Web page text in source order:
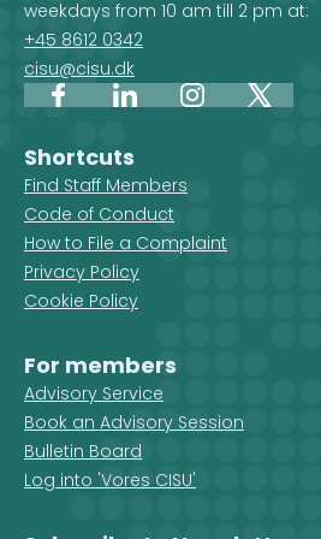
weekdays from 10 am till 2 pm at:
+45 8612 0342
cisu@cisu.dk
FacebookLinkedInInstagram
X
Shortcuts
Find Staff Members
Code of Conduct
How to File a Complaint
Privacy Policy
Cookie Policy
For members
Advisory Service
Book an Advisory Session
Bulletin Board
Log into 'Vores CISU'